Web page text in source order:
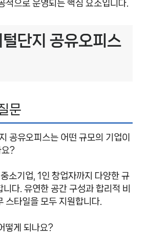
적으로 운영되는 핵심 요소입니다.
단지 공유오피스
문
공유오피스는 어떤 규모의 기업이
요?
소기업, 1인 창업자까지 다양한 규
다. 유연한 공간 구성과 합리적 비
스타일을 모두 지원합니다.
떻게 되나요?